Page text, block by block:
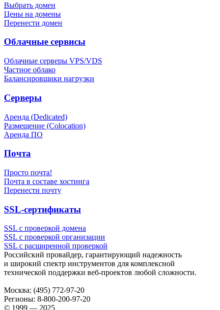
Выбрать домен
Цены на домены
Перенести домен
Облачные сервисы
Облачные серверы VPS/VDS
Частное облако
Балансировщики нагрузки
Серверы
Аренда (Dedicated)
Размещение (Colocation)
Аренда ПО
Почта
Просто почта!
Почта в составе хостинга
Перенести почту
SSL-сертификаты
SSL с проверкой домена
SSL с проверкой организации
SSL с расширенной проверкой
Российский провайдер, гарантирующий надежность
и широкий спектр инструментов для комплексной
технической поддержки веб-проектов любой сложности.
Москва: (495) 772-97-20
Регионы: 8-800-200-97-20
© 1999 — 2025